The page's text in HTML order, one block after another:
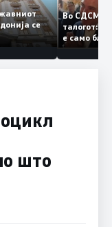
се
Во СДСМ
е само
копија
Заев
што